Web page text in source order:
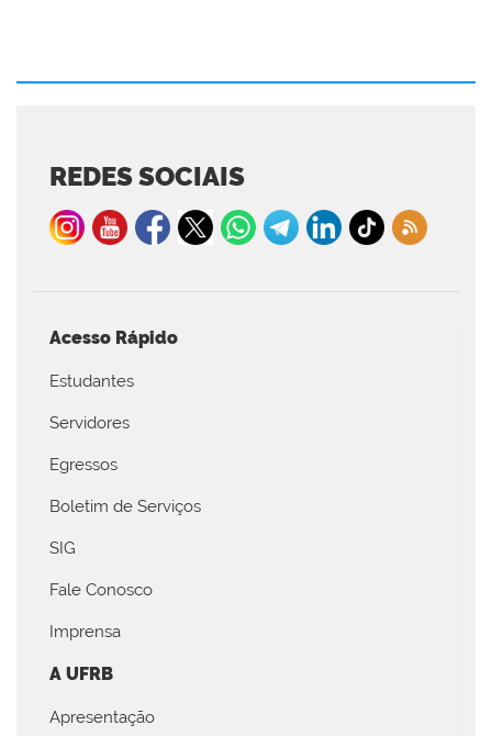
REDES SOCIAIS
Acesso Rápido
Estudantes
Servidores
Egressos
Boletim de Serviços
SIG
Fale Conosco
Imprensa
A UFRB
Apresentação